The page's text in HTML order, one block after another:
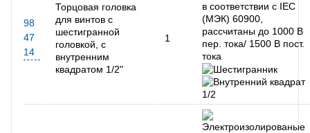
98
47
14
Торцовая головка
для винтов с
шестигранной
головкой, с
внутренним
квадратом 1/2"
1